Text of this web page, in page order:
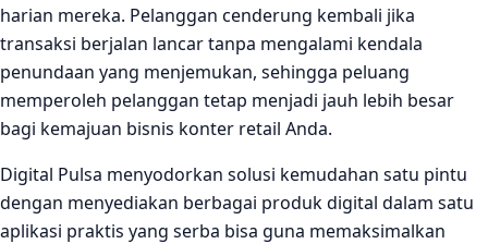
harian mereka. Pelanggan cenderung kembali jika
transaksi berjalan lancar tanpa mengalami kendala
penundaan yang menjemukan, sehingga peluang
memperoleh pelanggan tetap menjadi jauh lebih besar
bagi kemajuan bisnis konter retail Anda.
Digital Pulsa menyodorkan solusi kemudahan satu pintu
dengan menyediakan berbagai produk digital dalam satu
aplikasi praktis yang serba bisa guna memaksimalkan